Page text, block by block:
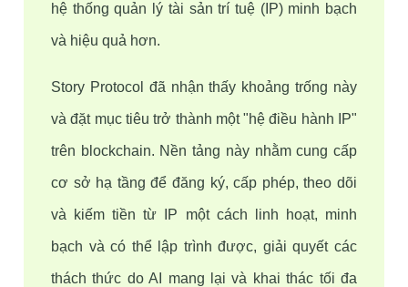
hệ thống quản lý tài sản trí tuệ (IP) minh bạch
và hiệu quả hơn.
Story Protocol đã nhận thấy khoảng trống này
và đặt mục tiêu trở thành một "hệ điều hành IP"
trên blockchain. Nền tảng này nhằm cung cấp
cơ sở hạ tầng để đăng ký, cấp phép, theo dõi
và kiếm tiền từ IP một cách linh hoạt, minh
bạch và có thể lập trình được, giải quyết các
thách thức do AI mang lại và khai thác tối đa